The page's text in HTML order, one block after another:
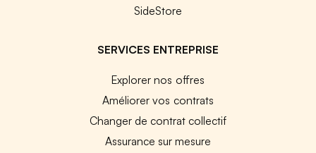
SideStore
SERVICES ENTREPRISE
Explorer nos offres
Améliorer vos contrats
Changer de contrat collectif
Assurance sur mesure